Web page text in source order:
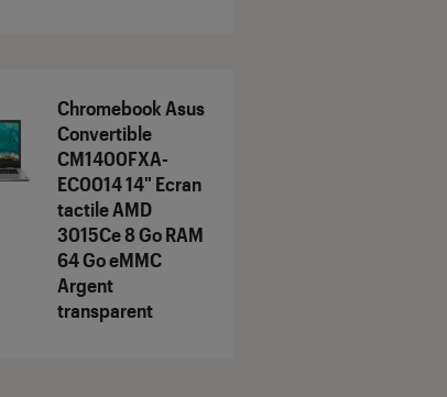
Chromebook Asus
Convertible
CM1400FXA-
EC0014 14" Ecran
tactile AMD
3015Ce 8 Go RAM
64 Go eMMC
Argent
transparent